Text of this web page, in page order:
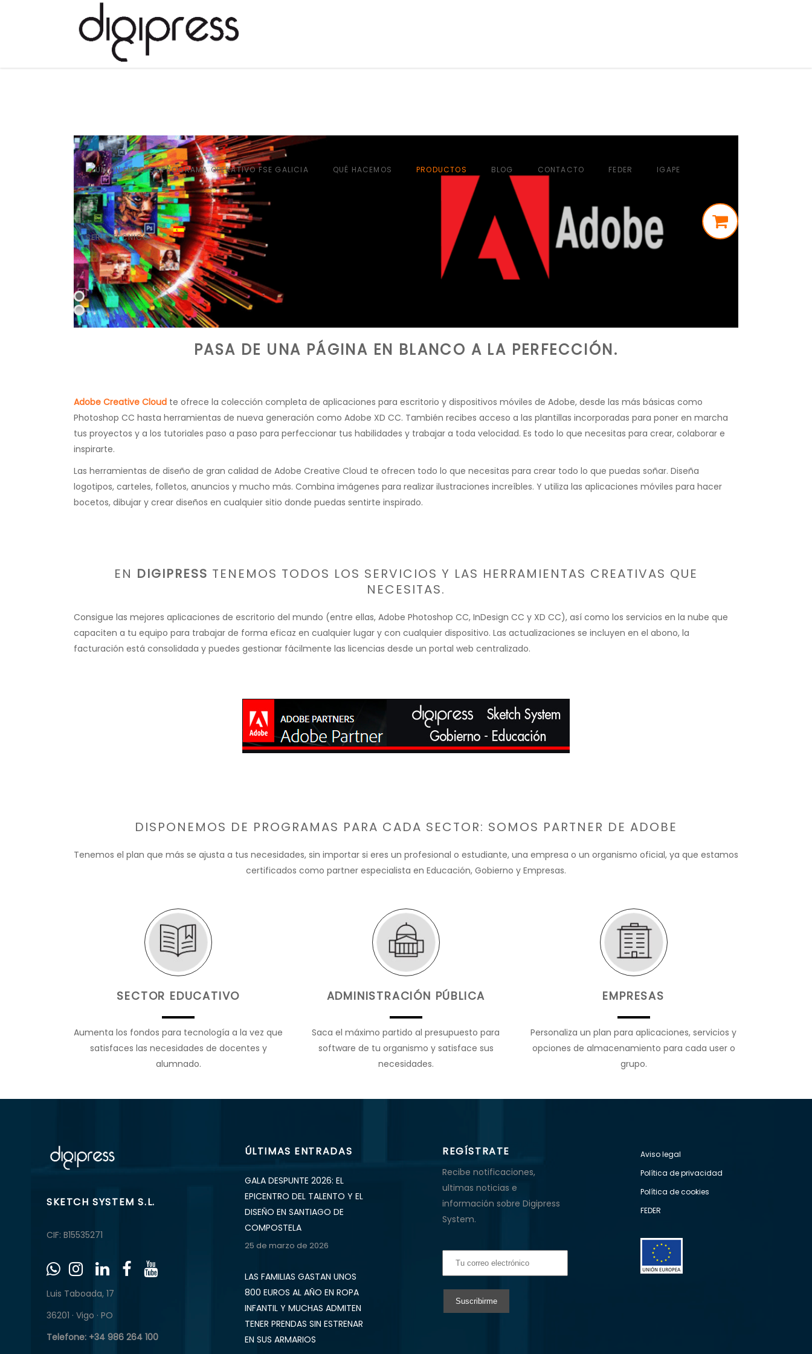
QUÉ HACEMOS PRODUCTOS BLOG CONTACTO FEDER IGAPE
SERV. TÉCNICO
PASA DE UNA PÁGINA EN BLANCO A LA PERFECCIÓN.
Adobe Creative Cloud te ofrece la colección completa de aplicaciones para escritorio y dispositivos móviles de Adobe, desde las más básicas como
Photoshop CC hasta herramientas de nueva generación como Adobe XD CC. También recibes acceso a las plantillas incorporadas para poner en marcha
tus proyectos y a los tutoriales paso a paso para perfeccionar tus habilidades y trabajar a toda velocidad. Es todo lo que necesitas para crear, colaborar e
inspirarte.
Las herramientas de diseño de gran calidad de Adobe Creative Cloud te ofrecen todo lo que necesitas para crear todo lo que puedas soñar. Diseña
logotipos, carteles, folletos, anuncios y mucho más. Combina imágenes para realizar ilustraciones increíbles. Y utiliza las aplicaciones móviles para hacer
bocetos, dibujar y crear diseños en cualquier sitio donde puedas sentirte inspirado.
EN DIGIPRESS TENEMOS TODOS LOS SERVICIOS Y LAS HERRAMIENTAS CREATIVAS QUE
NECESITAS.
Consigue las mejores aplicaciones de escritorio del mundo (entre ellas, Adobe Photoshop CC, InDesign CC y XD CC), así como los servicios en la nube que
capaciten a tu equipo para trabajar de forma eficaz en cualquier lugar y con cualquier dispositivo. Las actualizaciones se incluyen en el abono, la
facturación está consolidada y puedes gestionar fácilmente las licencias desde un portal web centralizado.
DISPONEMOS DE PROGRAMAS PARA CADA SECTOR: SOMOS PARTNER DE ADOBE
Tenemos el plan que más se ajusta a tus necesidades, sin importar si eres un profesional o estudiante, una empresa o un organismo oficial, ya que estamos
certificados como partner especialista en Educación, Gobierno y Empresas.
SECTOR EDUCATIVO
Aumenta los fondos para tecnología a la vez que
satisfaces las necesidades de docentes y
alumnado.
ADMINISTRACIÓN PÚBLICA
Saca el máximo partido al presupuesto para
software de tu organismo y satisface sus
necesidades.
EMPRESAS
Personaliza un plan para aplicaciones, servicios y
opciones de almacenamiento para cada user o
grupo.
SKETCH SYSTEM S.L.
CIF: B15535271
Luis Taboada, 17
36201 · Vigo · PO
Telefone: +34 986 264 100
ÚLTIMAS ENTRADAS
GALA DESPUNTE 2026: EL
EPICENTRO DEL TALENTO Y EL
DISEÑO EN SANTIAGO DE
COMPOSTELA
25 de marzo de 2026
LAS FAMILIAS GASTAN UNOS
800 EUROS AL AÑO EN ROPA
INFANTIL Y MUCHAS ADMITEN
TENER PRENDAS SIN ESTRENAR
EN SUS ARMARIOS
REGÍSTRATE
Recibe notificaciones,
ultimas noticias e
información sobre Digipress
System.
Aviso legal
Política de privacidad
Política de cookies
FEDER